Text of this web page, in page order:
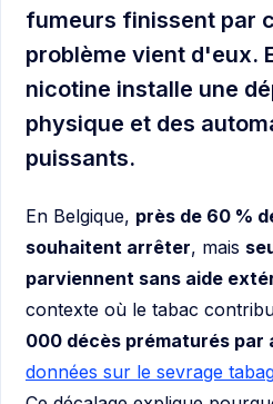
fumeurs finissent par
problème vient d'eux.
nicotine installe une
physique et des
puissants.
En Belgique, près de 60 %
souhaitent arrêter, mais
parviennent sans aide
contexte où le tabac
000 décès prématurés par
données sur le sevrage